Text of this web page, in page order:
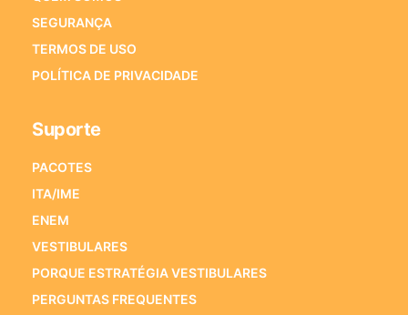
SEGURANÇA
TERMOS DE USO
POLÍTICA DE PRIVACIDADE
Suporte
PACOTES
ITA/IME
ENEM
VESTIBULARES
PORQUE ESTRATÉGIA VESTIBULARES
PERGUNTAS FREQUENTES